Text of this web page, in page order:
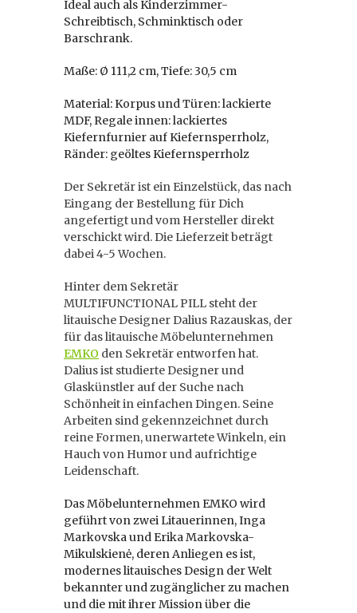
Ideal auch als Kinderzimmer-
Schreibtisch, Schminktisch oder
Barschrank.
Maße: Ø 111,2 cm, Tiefe: 30,5 cm
Material: Korpus und Türen: lackierte
MDF, Regale innen: lackiertes
Kiefernfurnier auf Kiefernsperrholz,
Ränder: geöltes Kiefernsperrholz
Der Sekretär ist ein Einzelstück, das nach
Eingang der Bestellung für Dich
angefertigt und vom Hersteller direkt
verschickt wird. Die Lieferzeit beträgt
dabei 4-5 Wochen.
Hinter dem Sekretär
MULTIFUNCTIONAL PILL steht der
litauische Designer Dalius Razauskas, der
für das litauische Möbelunternehmen
EMKO den Sekretär entworfen hat.
Dalius ist studierte Designer und
Glaskünstler auf der Suche nach
Schönheit in einfachen Dingen. Seine
Arbeiten sind gekennzeichnet durch
reine Formen, unerwartete Winkeln, ein
Hauch von Humor und aufrichtige
Leidenschaft.
Das Möbelunternehmen EMKO wird
geführt von zwei Litauerinnen, Inga
Markovska und Erika Markovska-
Mikulskienė, deren Anliegen es ist,
modernes litauisches Design der Welt
bekannter und zugänglicher zu machen
und die mit ihrer Mission über die